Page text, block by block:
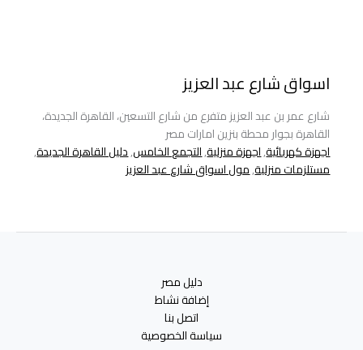
اسواق شارع عبد العزيز
شارع عمر بن عبد العزيز متفرع من شارع التسعين، القاهرة الجديدة،
القاهرة بجوار محطة بنزين امارات مصر
اجهزة كهربائية,اجهزة منزلية,التجمع الخامس,دليل القاهرة الجديدة,
مستلزمات منزلية,مول اسواق شارع عبد العزيز
دليل مصر
إضافة نشاط
اتصل بنا
سياسة الخصوصية